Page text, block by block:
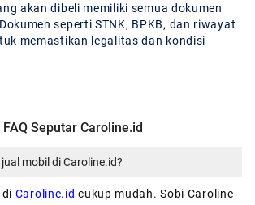
akan dibeli memiliki semua dokumen
seperti STNK, BPKB, dan riwayat
memastikan legalitas dan kondisi
FAQ Seputar Caroline.id
mobil di Caroline.id?
Caroline.idcukup mudah. Sobi Caroline